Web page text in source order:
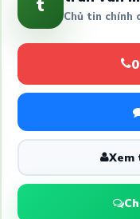
t Chủ tin chính
Xem